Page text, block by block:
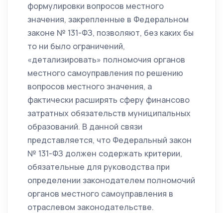
формулировки вопросов местного
значения, закрепленные в Федеральном
законе № 131-ФЗ, позволяют, без каких бы
то ни было ограничений,
«детализировать» полномочия органов
местного самоуправления по решению
вопросов местного значения, а
фактически расширять сферу финансово
затратных обязательств муниципальных
образований. В данной связи
представляется, что Федеральный закон
№ 131-ФЗ должен содержать критерии,
обязательные для руководства при
определении законодателем полномочий
органов местного самоуправления в
отраслевом законодательстве.